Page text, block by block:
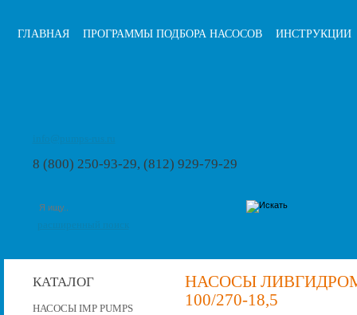
ГЛАВНАЯ ПРОГРАММЫ ПОДБОРА НАСОСОВ ИНСТРУКЦИИ
8 (800) 250-93-29, (812) 929-79-29
КАТАЛОГ
НАСОСЫ IMP PUMPS
НАСОСЫ
100/270-18,5